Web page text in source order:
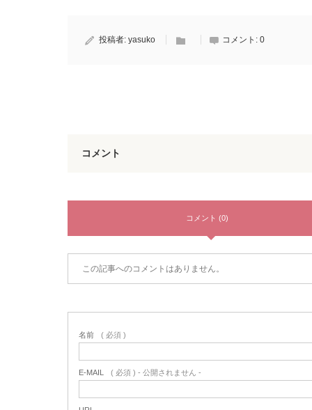
投稿者: yasuko コメント: 0
コメント
コメント (0)
この記事へのコメントはありません。
名前 ( 必須 )
E-MAIL ( 必須 ) - 公開されません -